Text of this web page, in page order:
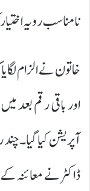
نامناسب رویہ
اور باقی رقم بعد
آپریشن کیا گیا۔
ڈاکٹر نے معائنہ